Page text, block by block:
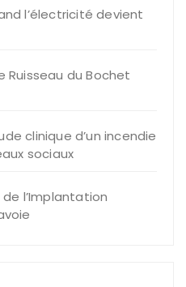
l’électricité devient
Ruisseau du Bochet
clinique d’un incendie
sociaux
l’Implantation